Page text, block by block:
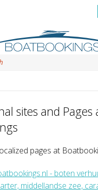
sites and Pages
pages at
- boten
middellandse zee,